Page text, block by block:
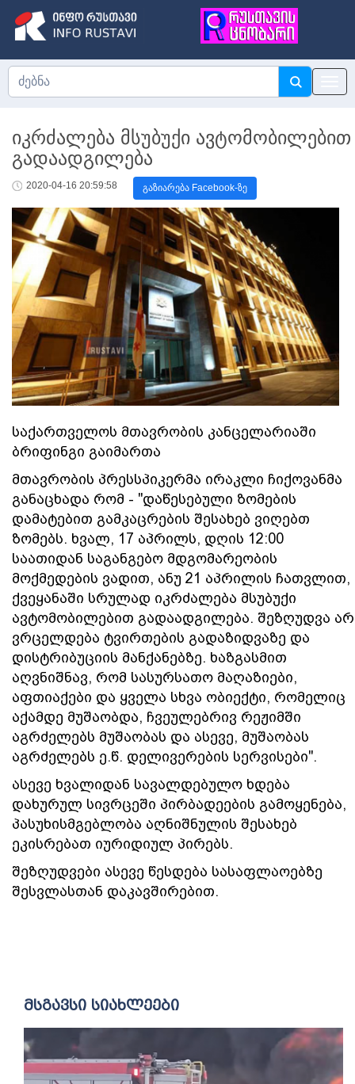
იკრძალება მსუბუქი ავტომობილებით
გადაადგილება
2020-04-16 20:59:58 გაზიარება Facebook-ზე
საქართველოს მთავრობის კანცელარიაში
ბრიფინგი გაიმართა
მთავრობის პრესსპიკერმა ირაკლი ჩიქოვანმა
განაცხადა რომ - "დაწესებული ზომების
დამატებით გამკაცრების შესახებ ვიღებთ
ზომებს. ხვალ, 17 აპრილს, დღის 12:00
საათიდან საგანგებო მდგომარეობის
მოქმედების ვადით, ანუ 21 აპრილის ჩათვლით,
ქვეყანაში სრულად იკრძალება მსუბუქი
ავტომობილებით გადაადგილება. შეზღუდვა არ
ვრცელდება ტვირთების გადაზიდვაზე და
დისტრიბუციის მანქანებზე. ხაზგასმით
აღვნიშნავ, რომ სასურსათო მაღაზიები,
აფთიაქები და ყველა სხვა ობიექტი, რომელიც
აქამდე მუშაობდა, ჩვეულებრივ რეჟიმში
აგრძელებს მუშაობას და ასევე, მუშაობას
აგრძელებს ე.წ. დელივერების სერვისები".
ასევე ხვალიდან სავალდებულო ხდება
დახურულ სივრცეში პირბადეების გამოყენება,
პასუხისმგებლობა აღნიშნულის შესახებ
ეკისრებათ იურიდიულ პირებს.
შეზღუდვები ასევე წესდება სასაფლაოებზე
შესვლასთან დაკავშირებით.
მსგავსი სიახლეები